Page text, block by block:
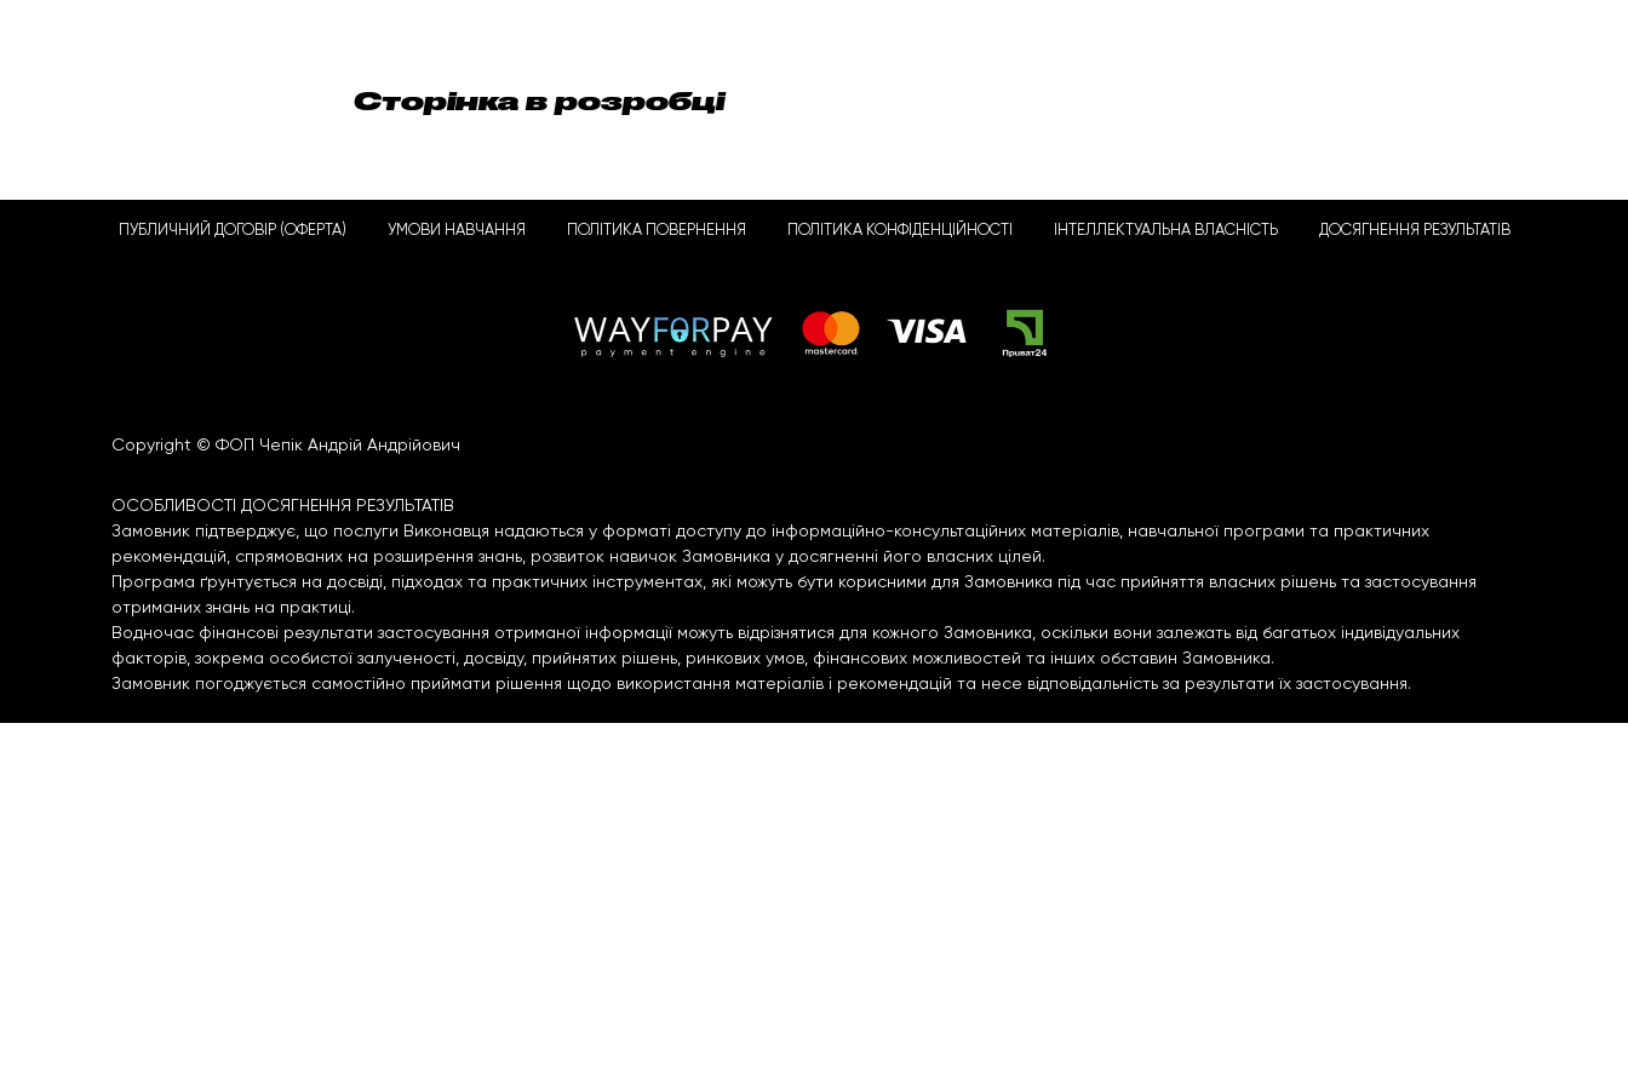
Сторінка в розробці
ПУБЛИЧНИЙ ДОГОВІР (ОФЕРТА) УМОВИ НАВЧАННЯ ПОЛІТИКА ПОВЕРНЕННЯ ПОЛІТИКА КОНФІДЕНЦІЙНОСТІ ІНТЕЛЛЕКТУАЛЬНА ВЛАСНІСТЬ ДОСЯГНЕННЯ РЕЗУЛЬТАТІВ
Copyright © ФОП Чепік Андрій Андрійович
ОСОБЛИВОСТІ ДОСЯГНЕННЯ РЕЗУЛЬТАТІВ
Замовник підтверджує, що послуги Виконавця надаються у форматі доступу до інформаційно-консультаційних матеріалів, навчальної програми та практичних
рекомендацій, спрямованих на розширення знань, розвиток навичок Замовника у досягненні його власних цілей.
Програма ґрунтується на досвіді, підходах та практичних інструментах, які можуть бути корисними для Замовника під час прийняття власних рішень та застосування
отриманих знань на практиці.
Водночас фінансові результати застосування отриманої інформації можуть відрізнятися для кожного Замовника, оскільки вони залежать від багатьох індивідуальних
факторів, зокрема особистої залученості, досвіду, прийнятих рішень, ринкових умов, фінансових можливостей та інших обставин Замовника.
Замовник погоджується самостійно приймати рішення щодо використання матеріалів і рекомендацій та несе відповідальність за результати їх застосування.